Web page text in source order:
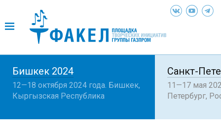
Санкт-
11—17 мая
Петербург,
Бишкек 2024
12—18 октября 2024 года. Бишкек,
Кыргызская Республика